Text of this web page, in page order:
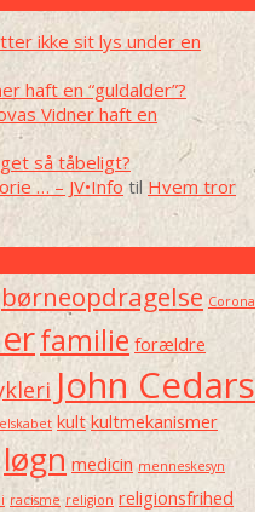
ikke sit lys under en
haft en “guldalder”?
Vidner haft en
så tåbeligt?
… – JV•Info til Hvem tror
børneopdragelse Corona
familie forældre
John Cedars
kult kultmekanismer
løgn medicin menneskesyn
racisme religion religionsfrihed